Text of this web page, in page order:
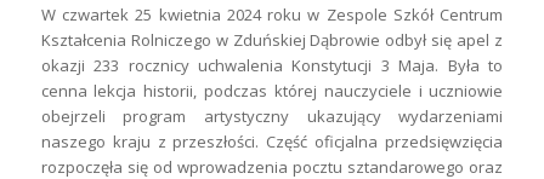
W czwartek 25 kwietnia 2024 roku w Zespole Szkół Centrum
Kształcenia Rolniczego w Zduńskiej Dąbrowie odbył się apel z
okazji 233 rocznicy uchwalenia Konstytucji 3 Maja. Była to
cenna lekcja historii, podczas której nauczyciele i uczniowie
obejrzeli program artystyczny ukazujący wydarzeniami
naszego kraju z przeszłości. Część oficjalna przedsięwzięcia
rozpoczęła się od wprowadzenia pocztu sztandarowego oraz